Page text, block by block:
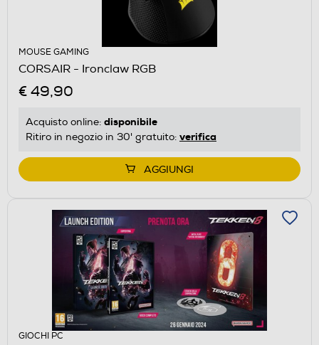
MOUSE GAMING
CORSAIR - Ironclaw RGB
€ 49,90
Acquisto online: disponibile
Ritiro in negozio in 30' gratuito: verifica
AGGIUNGI
GIOCHI PC